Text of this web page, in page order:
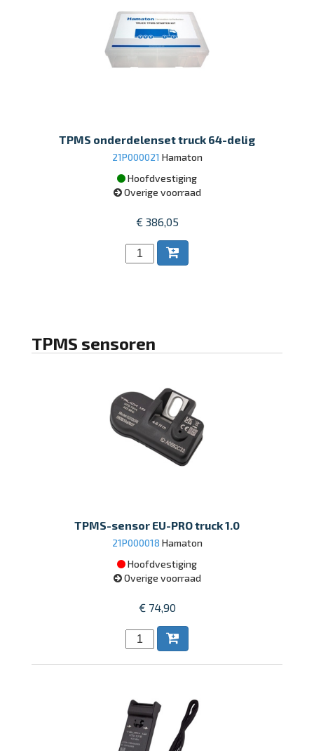
TPMS onderdelenset truck 64-delig
21P000021 Hamaton
Hoofdvestiging
Overige voorraad
€ 386,05
TPMS sensoren
TPMS-sensor EU-PRO truck 1.0
21P000018 Hamaton
Hoofdvestiging
Overige voorraad
€ 74,90